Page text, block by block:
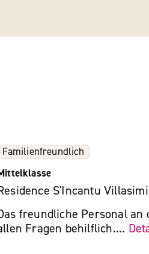
Familienfreundlich
S'Incantu
freundliche Personal an
Fragen behilflich....